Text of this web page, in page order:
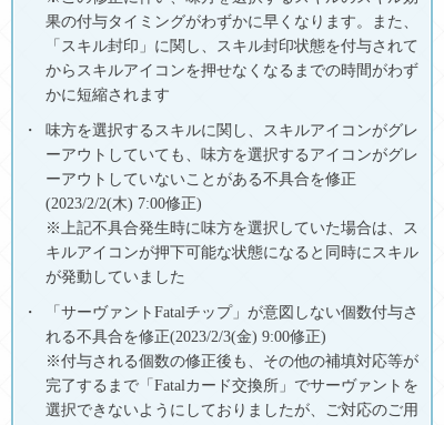
果の付与タイミングがわずかに早くなります。また、
「スキル封印」に関し、スキル封印状態を付与されて
からスキルアイコンを押せなくなるまでの時間がわず
かに短縮されます
味方を選択するスキルに関し、スキルアイコンがグレ
ーアウトしていても、味方を選択するアイコンがグレ
ーアウトしていないことがある不具合を修正
(2023/2/2(木) 7:00修正)
※上記不具合発生時に味方を選択していた場合は、ス
キルアイコンが押下可能な状態になると同時にスキル
が発動していました
「サーヴァントFatalチップ」が意図しない個数付与さ
れる不具合を修正(2023/2/3(金) 9:00修正)
※付与される個数の修正後も、その他の補填対応等が
完了するまで「Fatalカード交換所」でサーヴァントを
選択できないようにしておりましたが、ご対応のご用